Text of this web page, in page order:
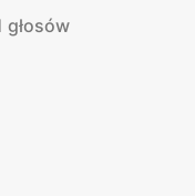
głosów